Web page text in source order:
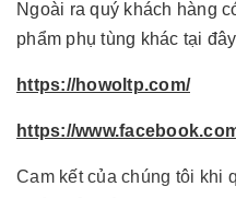
Ngoài ra quý khách hàng
phẩm phụ tùng khác tại
https://howoltp.com/
https://
Cam kết của chúng tôi khi